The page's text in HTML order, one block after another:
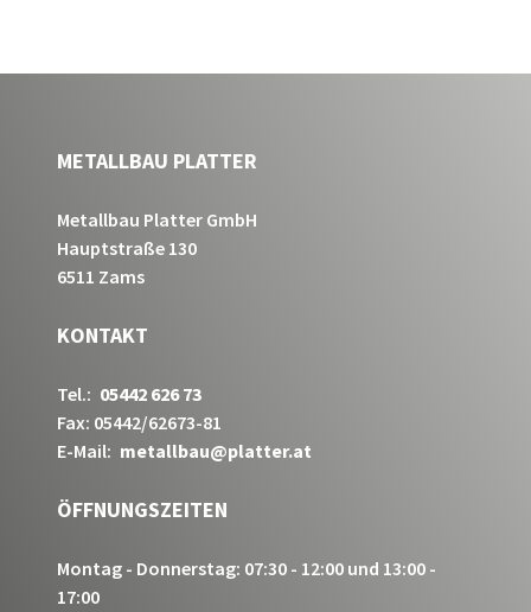
METALLBAU PLATTER
Metallbau Platter GmbH
Hauptstraße 130
6511 Zams
KONTAKT
Tel.: 05442 626 73
Fax: 05442/62673-81
E-Mail: metallbau@platter.at
ÖFFNUNGSZEITEN
Montag - Donnerstag: 07:30 - 12:00 und 13:00 -
17:00